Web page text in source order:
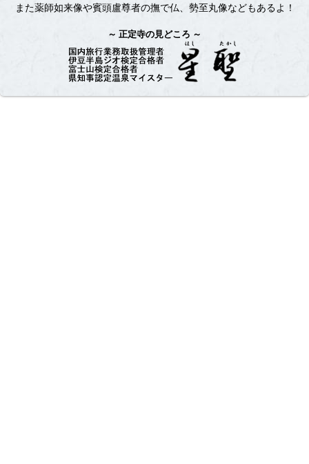
また薬師如来像や賓頭盧尊者の撫で仏、勢至丸像などもあるよ！
正定寺の見どころ